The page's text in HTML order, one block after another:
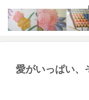
愛がいっぱい、